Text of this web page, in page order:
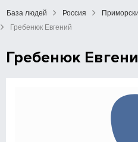
База людей Россия
Гребенюк Евгений
Гребенюк